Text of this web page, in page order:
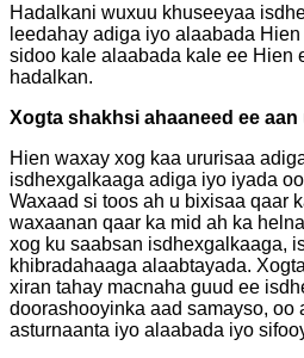
Hadalkani wuxuu khuseeyaa
leedahay adiga iyo alaabada
sidoo kale alaabada kale ee Hien
hadalkan.
Xogta shakhsi ahaaneed ee
Hien waxay xog kaa ururisaa
isdhexgalkaaga adiga iyo iyada
Waxaad si toos ah u bixisaa qaar
waxaanan qaar ka mid ah ka
xog ku saabsan isdhexgalkaaga,
khibradahaaga alaabtayada.
xiran tahay macnaha guud ee
doorashooyinka aad samayso, oo
asturnaanta iyo alaabada iyo